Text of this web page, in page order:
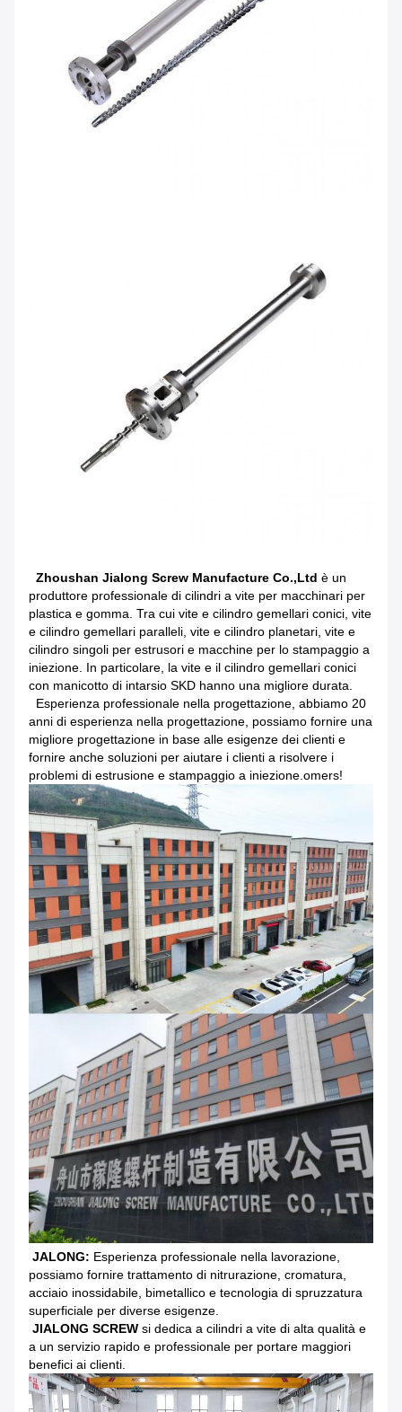
Zhoushan Jialong Screw Manufacture Co.,Ltd è un
produttore professionale di cilindri a vite per macchinari per
plastica e gomma. Tra cui vite e cilindro gemellari conici, vite
e cilindro gemellari paralleli, vite e cilindro planetari, vite e
cilindro singoli per estrusori e macchine per lo stampaggio a
iniezione. In particolare, la vite e il cilindro gemellari conici
con manicotto di intarsio SKD hanno una migliore durata.
Esperienza professionale nella progettazione, abbiamo 20
anni di esperienza nella progettazione, possiamo fornire una
migliore progettazione in base alle esigenze dei clienti e
fornire anche soluzioni per aiutare i clienti a risolvere i
problemi di estrusione e stampaggio a iniezione.omers!
JALONG: Esperienza professionale nella lavorazione,
possiamo fornire trattamento di nitrurazione, cromatura,
acciaio inossidabile, bimetallico e tecnologia di spruzzatura
superficiale per diverse esigenze.
JIALONG SCREW si dedica a cilindri a vite di alta qualità e
a un servizio rapido e professionale per portare maggiori
benefici ai clienti.